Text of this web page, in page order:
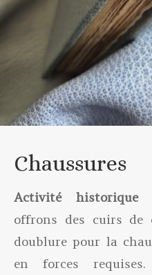
Chaussures
Activité historique
offrons des cuirs de
doublure pour la
en forces